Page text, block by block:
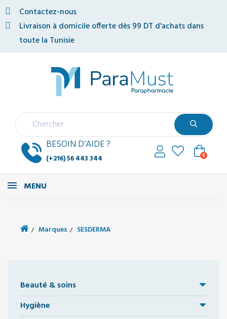
Contactez-nous
Livraison à domicile offerte dès 99 DT d'achats dans
toute la Tunisie
BESOIN D’AIDE ?
(+216) 56 443 344 0
MENU
Marques SESDERMA
Beauté & soins
Hygiène